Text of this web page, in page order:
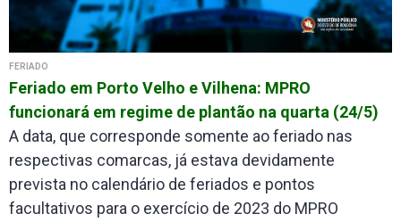
FERIADO
Feriado em Porto Velho e Vilhena: MPRO
funcionará em regime de plantão na quarta (24/5)
A data, que corresponde somente ao feriado nas
respectivas comarcas, já estava devidamente
prevista no calendário de feriados e pontos
facultativos para o exercício de 2023 do MPRO